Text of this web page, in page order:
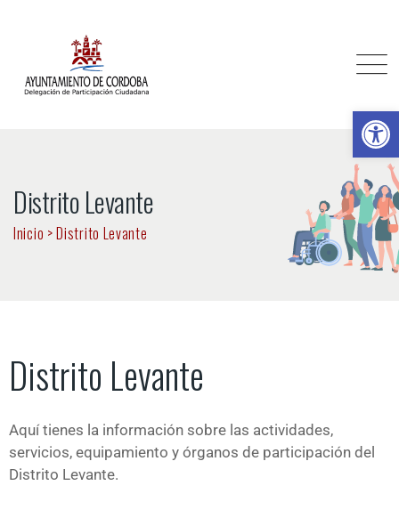
Distrito Levante
Inicio >Distrito Levante
Distrito Levante
Aquí tienes la información sobre las actividades,
servicios, equipamiento y órganos de participación del
Distrito Levante.